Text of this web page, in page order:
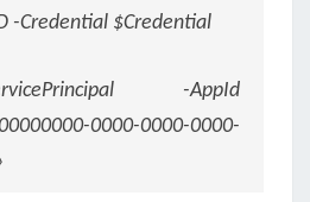
-Credential $Credential
-AppId
0000-0000-0000-